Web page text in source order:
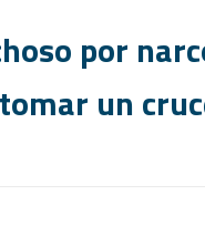
por
un